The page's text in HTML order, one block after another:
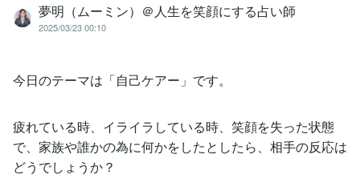
夢明（ムーミン）＠人生を笑顔にする占い師
2025/03/23 00:10
今日のテーマは「自己ケアー」です。
疲れている時、イライラしている時、笑顔を失った状態
で、家族や誰かの為に何かをしたとしたら、相手の反応は
どうでしょうか？